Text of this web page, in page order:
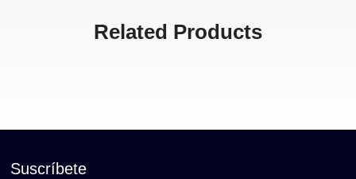
Related Products
Suscríbete